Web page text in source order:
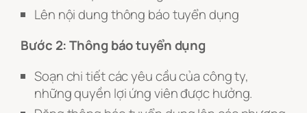
Lên nội dung thông báo tuyển dụng
Bước 2: Thông báo tuyển dụng
Soạn chi tiết các yêu cầu của công ty,
những quyền lợi ứng viên được hưởng.